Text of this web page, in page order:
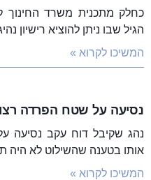
כחלק מתכנית משרד החינוך
הגיל שבו ניתן להוציא רישיון
המשיכו לקרוא »
נסיעה על שטח הפרדה
נהג שקיבל דוח עקב
אותו בטענה שהשילוט לא היה
המשיכו לקרוא »